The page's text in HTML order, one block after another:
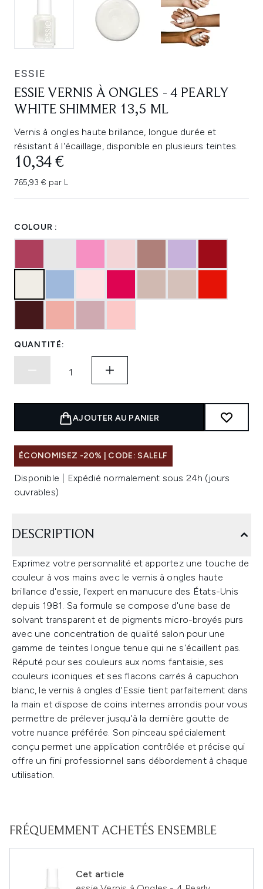
ESSIE
ESSIE VERNIS À ONGLES - 4 PEARLY
WHITE SHIMMER 13,5 ML
Vernis à ongles haute brillance, longue durée et
résistant à l'écaillage, disponible en plusieurs teintes.
10,34 €
765,93 € par L
COLOUR :
QUANTITÉ:
AJOUTER AU PANIER
ÉCONOMISEZ -20% | CODE: SALELF
Disponible | Expédié normalement sous 24h (jours
ouvrables)
DESCRIPTION
Exprimez votre personnalité et apportez une touche de
couleur à vos mains avec le vernis à ongles haute
brillance d'essie, l'expert en manucure des États-Unis
depuis 1981. Sa formule se compose d'une base de
solvant transparent et de pigments micro-broyés purs
avec une concentration de qualité salon pour une
gamme de teintes longue tenue qui ne s'écaillent pas.
Réputé pour ses couleurs aux noms fantaisie, ses
couleurs iconiques et ses flacons carrés à capuchon
blanc, le vernis à ongles d'Essie tient parfaitement dans
la main et dispose de coins internes arrondis pour vous
permettre de prélever jusqu'à la dernière goutte de
votre nuance préférée. Son pinceau spécialement
conçu permet une application contrôlée et précise qui
offre un fini professionnel sans débordement à chaque
utilisation.
FRÉQUEMMENT ACHETÉS ENSEMBLE
Cet article